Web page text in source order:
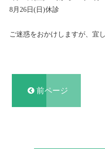
8月26日(日)休診
ご迷惑をおかけしますが、宜
前ページ